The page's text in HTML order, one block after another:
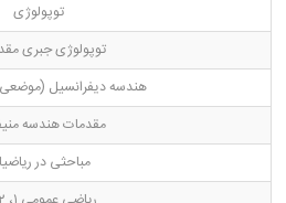
توپولوژی
توپولوژی جبری
هندسه دیفرانسیل
مقدمات هندسه
مباحثی در